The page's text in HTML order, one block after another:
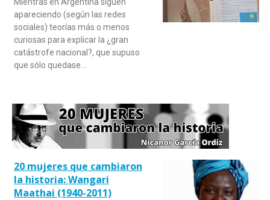
apareciendo (según las redes
sociales) teorías más o menos
curiosas para explicar la ¿gran
catástrofe nacional?, que supuso
que sólo quedase…
20 mujeres que cambiaron
la historia: Wangari
Maathai (1940-2011)